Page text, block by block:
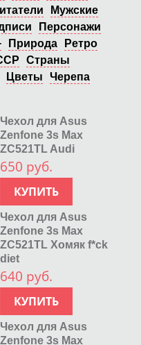
Мужские
Персонажи
Природа
Ретро
Страны
Цветы
Черепа
Чехол для Asus
Zenfone 3s Max
ZC521TL Audi
650 руб.
КУПИТЬ
Чехол для Asus
Zenfone 3s Max
ZC521TL Хомяк f*ck
diet
640 руб.
КУПИТЬ
Чехол для Asus
Zenfone 3s Max